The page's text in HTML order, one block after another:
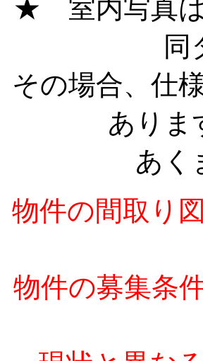
★ 室内写真は
同
その場合、仕
ありま
あく
物件の間取り
物件の募集条